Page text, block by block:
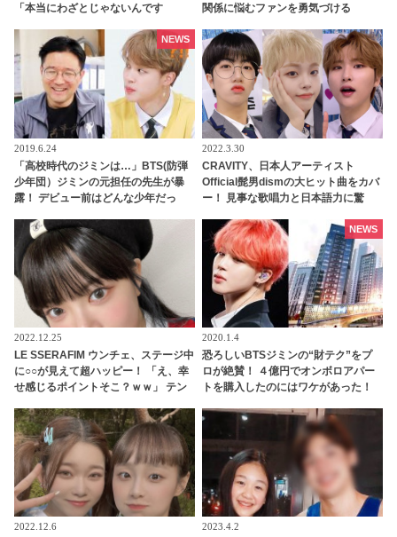
「本当にわざとじゃないんです
真相とは？
関係に悩むファンを勇気づける
2019.6.24
「高校時代のジミンは…」BTS(防弾
少年団）ジミンの元担任の先生が暴
露！ デビュー前はどんな少年だっ
NEWS
2022.3.30
CRAVITY、日本人アーティスト
Official髭男dismの大ヒット曲をカバ
ー！ 見事な歌唱力と日本語力に驚
さかのサプライズに歓喜
2022.12.25
LE SSERAFIM ウンチェ、ステージ中
に○○が見えて超ハッピー！ 「え、幸
せ感じるポイントそこ？ｗｗ」 テン
とは？ 無邪気で愛らしい発言にほっ
こり
2020.1.4
恐ろしいBTSジミンの“財テク”をプ
ロが絶賛！ ４億円でオンボロアパー
トを購入したのにはワケがあった！
地主になるってホント？
NEWS
2022.12.6 2023.4.2